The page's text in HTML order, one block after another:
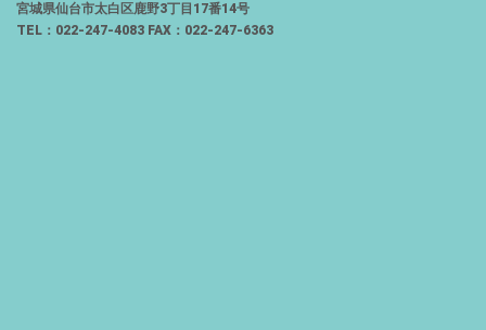
宮城県仙台市太白区鹿野3丁目17番14号
TEL：022-247-4083 FAX：022-247-6363